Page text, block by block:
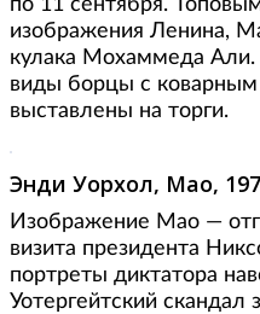
по 11 сентября.
изображения Ленина,
кулака Мохаммеда
виды борцы с
выставлены на торги.
Энди Уорхол, Мао,
Изображение Мао —
визита президента
портреты диктатора
Уотергейтский скандал